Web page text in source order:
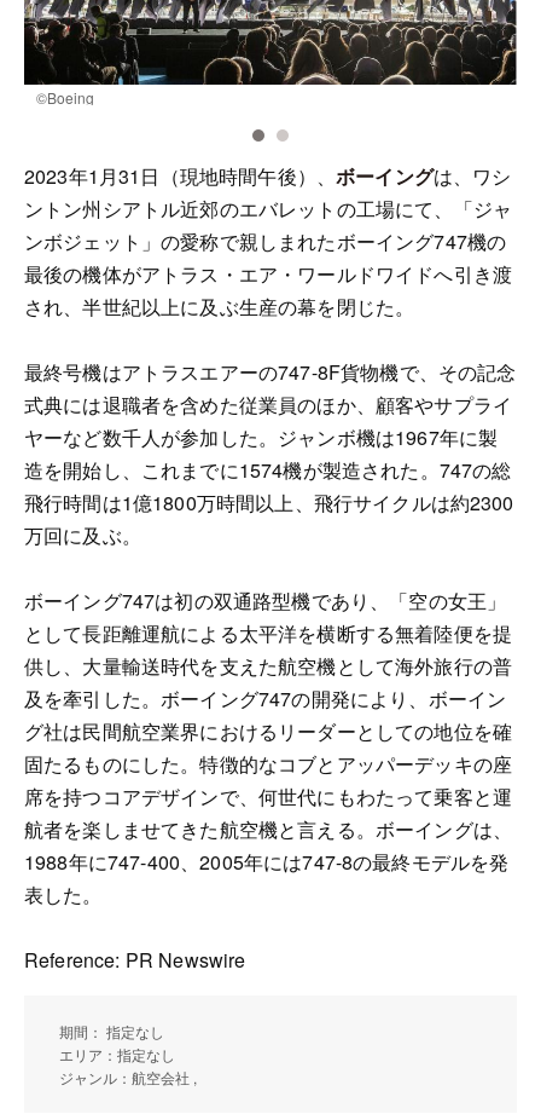
©︎Boeing
2023年1月31日（現地時間午後）、ボーイングは、ワシ
ントン州シアトル近郊のエバレットの工場にて、「ジャ
ンボジェット」の愛称で親しまれたボーイング747機の
最後の機体がアトラス・エア・ワールドワイドへ引き渡
され、半世紀以上に及ぶ生産の幕を閉じた。
最終号機はアトラスエアーの747-8F貨物機で、その記念
式典には退職者を含めた従業員のほか、顧客やサプライ
ヤーなど数千人が参加した。ジャンボ機は1967年に製
造を開始し、これまでに1574機が製造された。747の総
飛行時間は1億1800万時間以上、飛行サイクルは約2300
万回に及ぶ。
ボーイング747は初の双通路型機であり、「空の女王」
として長距離運航による太平洋を横断する無着陸便を提
供し、大量輸送時代を支えた航空機として海外旅行の普
及を牽引した。ボーイング747の開発により、ボーイン
グ社は民間航空業界におけるリーダーとしての地位を確
固たるものにした。特徴的なコブとアッパーデッキの座
席を持つコアデザインで、何世代にもわたって乗客と運
航者を楽しませてきた航空機と言える。ボーイングは、
1988年に747-400、2005年には747-8の最終モデルを発
表した。
Reference: PR Newswire
期間： 指定なし
エリア：指定なし
ジャンル：航空会社 ,